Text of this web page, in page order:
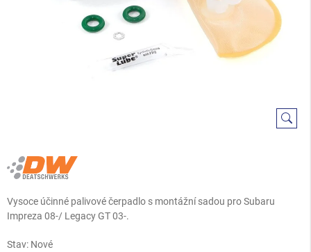
Vysoce účinné palivové čerpadlo s montážní sadou pro Subaru
Impreza 08-/ Legacy GT 03-.
Stav: Nové